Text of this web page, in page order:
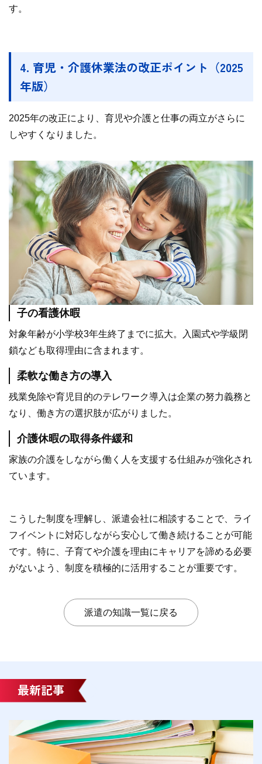
す。
4. 育児・介護休業法の改正ポイント（2025
年版）
2025年の改正により、育児や介護と仕事の両立がさらに
しやすくなりました。
子の看護休暇
対象年齢が小学校3年生終了までに拡大。入園式や学級閉
鎖なども取得理由に含まれます。
柔軟な働き方の導入
残業免除や育児目的のテレワーク導入は企業の努力義務と
なり、働き方の選択肢が広がりました。
介護休暇の取得条件緩和
家族の介護をしながら働く人を支援する仕組みが強化され
ています。
こうした制度を理解し、派遣会社に相談することで、ライ
フイベントに対応しながら安心して働き続けることが可能
です。特に、子育てや介護を理由にキャリアを諦める必要
がないよう、制度を積極的に活用することが重要です。
派遣の知識一覧に戻る
最新記事